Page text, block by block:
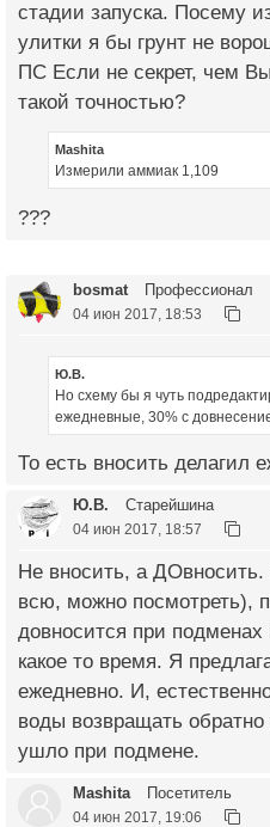
стадии запуска. Посему
улитки я бы грунт не
ПС Если не секрет, чем
такой точностью?
Mashita
Измерили аммиак 1,109
???
bosmat Профессионал
04 июн 2017, 18:53
Ю.В.
Но схему бы я чуть
ежедневные, 30% с
То есть вносить делагил
Ю.В. Старейшина
04 июн 2017, 18:57
Не вносить, а
всю, можно посмотреть),
довносится при
какое то время. Я
ежедневно. И,
воды возвращать обратно
ушло при подмене.
Mashita Посетитель
04 июн 2017, 19:06